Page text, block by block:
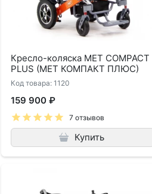
Кресло-коляска MET COMPACT
PLUS (МЕТ КОМПАКТ ПЛЮС)
Код товара: 1120
159 900 ₽
7 отзывов
Купить